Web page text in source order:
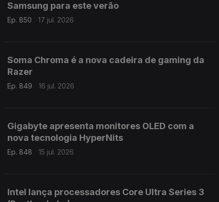
Samsung para este verão
Ep. 850 17 jul. 2026
Soma Chroma é a nova cadeira de gaming da
Razer
Ep. 849 16 jul. 2026
Gigabyte apresenta monitores OLED com a
nova tecnologia HyperNits
Ep. 848 15 jul. 2026
Intel lança processadores Core Ultra Series 3